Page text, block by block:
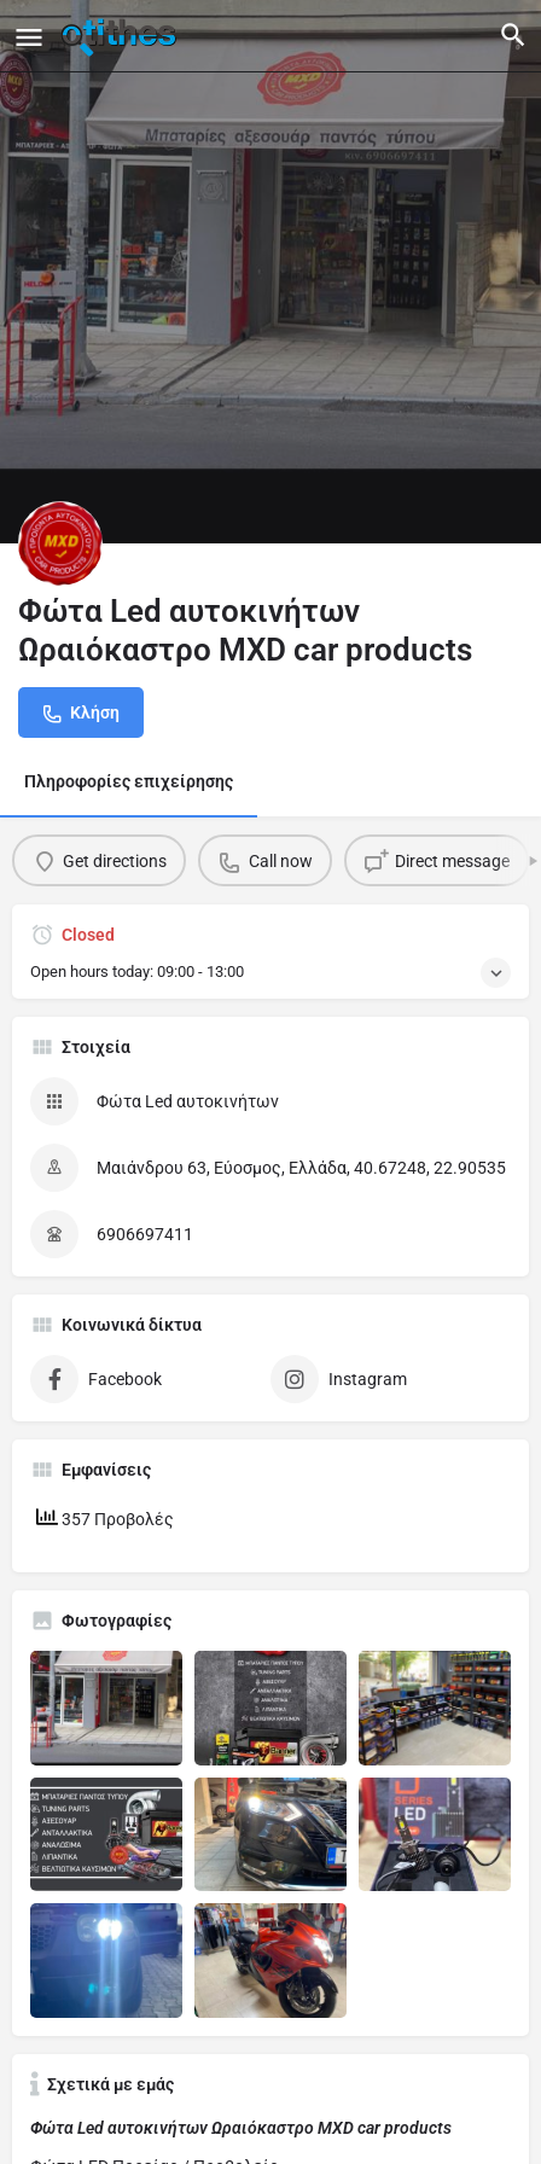
Φώτα Led αυτοκινήτων
Ωραιόκαστρο MXD car products
Κλήση
Πληροφορίες επιχείρησης
Get directions Call now Direct message
Closed
Open hours today: 09:00 - 13:00
Στοιχεία
Φώτα Led αυτοκινήτων
Μαιάνδρου 63, Εύοσμος, Ελλάδα, 40.67248, 22.90535
6906697411
Κοινωνικά δίκτυα
Facebook Instagram
Εμφανίσεις
357 Προβολές
Φωτογραφίες
Σχετικά με εμάς
Φώτα Led αυτοκινήτων Ωραιόκαστρο MXD car products